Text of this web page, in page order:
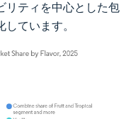
リティを中心とした包
ています。